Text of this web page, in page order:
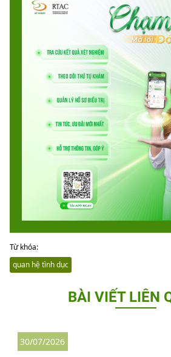
Từ khóa:
quan hệ tình dục
BÀI VIẾT LIÊN
30/07/2026